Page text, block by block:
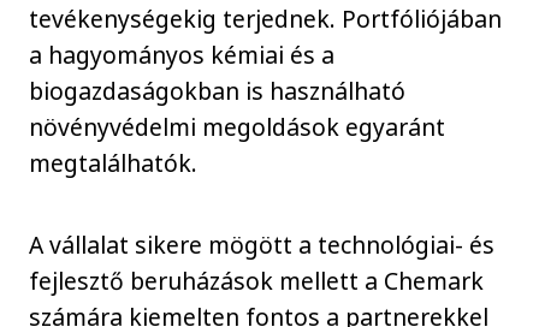
tevékenységekig terjednek. Portfóliójában
a hagyományos kémiai és a
biogazdaságokban is használható
növényvédelmi megoldások egyaránt
megtalálhatók.
A vállalat sikere mögött a technológiai- és
fejlesztő beruházások mellett a Chemark
számára kiemelten fontos a partnerekkel